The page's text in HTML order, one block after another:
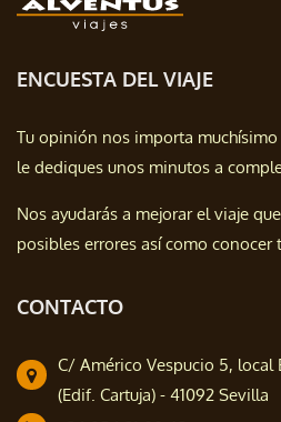
ENCUESTA DEL VIAJE
Tu opinión nos importa
le dediques unos minutos a
Nos ayudarás a mejorar el viaje
posibles errores así como
CONTACTO
C/ Américo Vespucio 5, local
(Edif. Cartuja) - 41092 Sevilla